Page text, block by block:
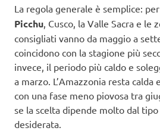
La regola generale è semplice:
Picchu, Cusco, la Valle Sacra e le
consigliati vanno da maggio a
coincidono con la stagione più
invece, il periodo più caldo e
a marzo. L’Amazzonia resta calda
con una fase meno piovosa tra
se la scelta dipende molto dal
desiderata.